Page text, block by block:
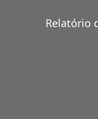
Relatório